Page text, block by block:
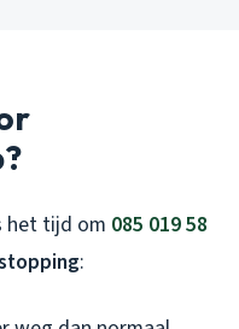
het tijd om 085 019 58
: